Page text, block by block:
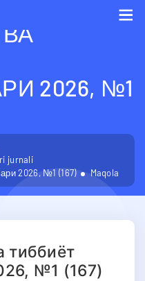
2026, №1
jurnali
2026, №1 (167)
Maqola
тиббиёт
№1 (167)